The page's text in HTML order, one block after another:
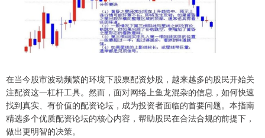
在当今股市波动频繁的环境下股票配资炒股，越来越多的股民开始关
注配资这一杠杆工具。然而，面对网络上鱼龙混杂的信息，如何快速
找到真实、有价值的配资论坛，成为投资者面临的首要问题。本指南
精选多个优质配资论坛的核心内容，帮助股民在合法合规的前提下，
做出更明智的决策。